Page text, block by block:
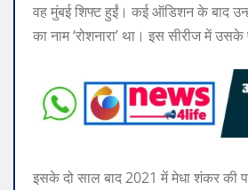
वह मुंबई श‍िफ्ट हुईं। कई ऑडिशन के बाद
का नाम ‘रोशनारा’ था। इस सीरीज में
इसके दो साल बाद 2021 में मेधा शंकर की